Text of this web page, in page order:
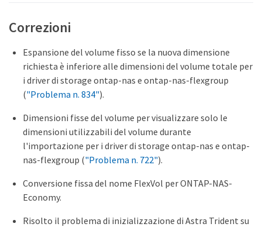
Correzioni
Espansione del volume fisso se la nuova dimensione
richiesta è inferiore alle dimensioni del volume totale per
i driver di storage ontap-nas e ontap-nas-flexgroup
("Problema n. 834").
Dimensioni fisse del volume per visualizzare solo le
dimensioni utilizzabili del volume durante
l'importazione per i driver di storage ontap-nas e ontap-
nas-flexgroup ("Problema n. 722").
Conversione fissa del nome FlexVol per ONTAP-NAS-
Economy.
Risolto il problema di inizializzazione di Astra Trident su